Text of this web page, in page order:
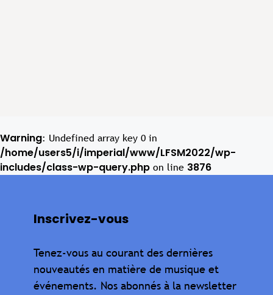
Warning: Undefined array key 0 in
/home/users5/i/imperial/www/LFSM2022/wp-
includes/class-wp-query.php on line 3876
Inscrivez-vous
Tenez-vous au courant des dernières
nouveautés en matière de musique et
événements. Nos abonnés à la newsletter